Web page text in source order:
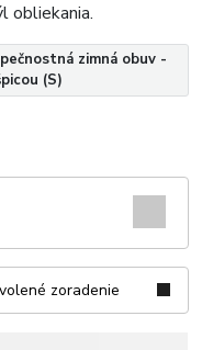
obliekania.
zimná obuv -
(S)
zoradenie